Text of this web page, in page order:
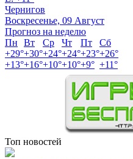
Чернигов
Воскресенье, 09 Август
Прогноз на неделю
Пн
Вт Ср Чт Пт
Сб
+29°+30°+24°+24°+23°+26°
+13°+16°+10°+10°+9° +11°
Топ новостей